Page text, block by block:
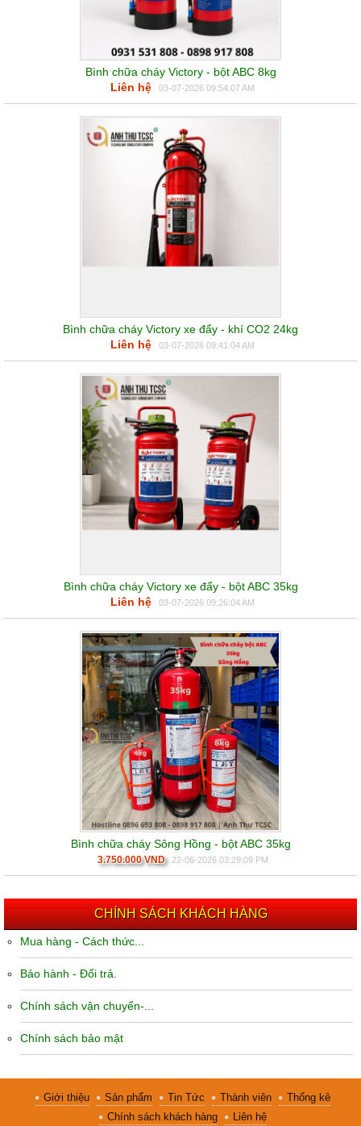
Bình chữa cháy Victory - bột ABC 8kg
Liên hệ
03-07-2026 09:54:07 AM
Bình chữa cháy Victory xe đẩy - khí CO2 24kg
Liên hệ
03-07-2026 09:41:04 AM
Bình chữa cháy Victory xe đẩy - bột ABC 35kg
Liên hệ
03-07-2026 09:26:04 AM
Bình chữa cháy Sông Hồng - bột ABC 35kg
3.750.000 VND 22-06-2026 03:29:09 PM
CHÍNH SÁCH KHÁCH HÀNG
Mua hàng - Cách thức...
Bảo hành - Đổi trả.
Chính sách vận chuyển-...
Chính sách bảo mật
Giới thiệu Sản phẩm Tin Tức Thành viên
Thống kê
Chính sách khách hàng
Liên hệ